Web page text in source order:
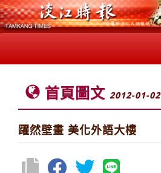
首頁圖文 2012-01-02
躍然壁畫 美化外語大樓